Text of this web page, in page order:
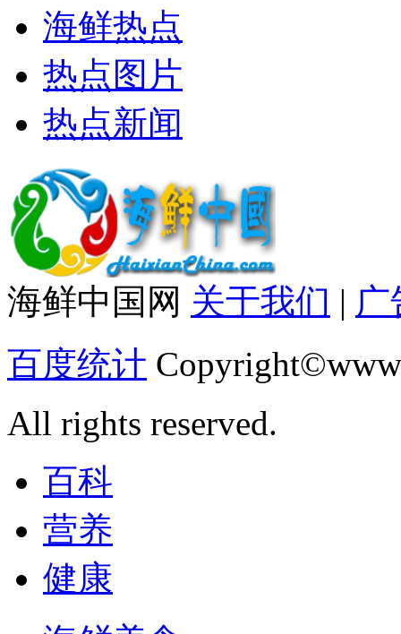
海鲜热点
热点图片
热点新闻
海鲜中国网 关于我们 | 广
百度统计
All rights reserved.
百科
营养
健康